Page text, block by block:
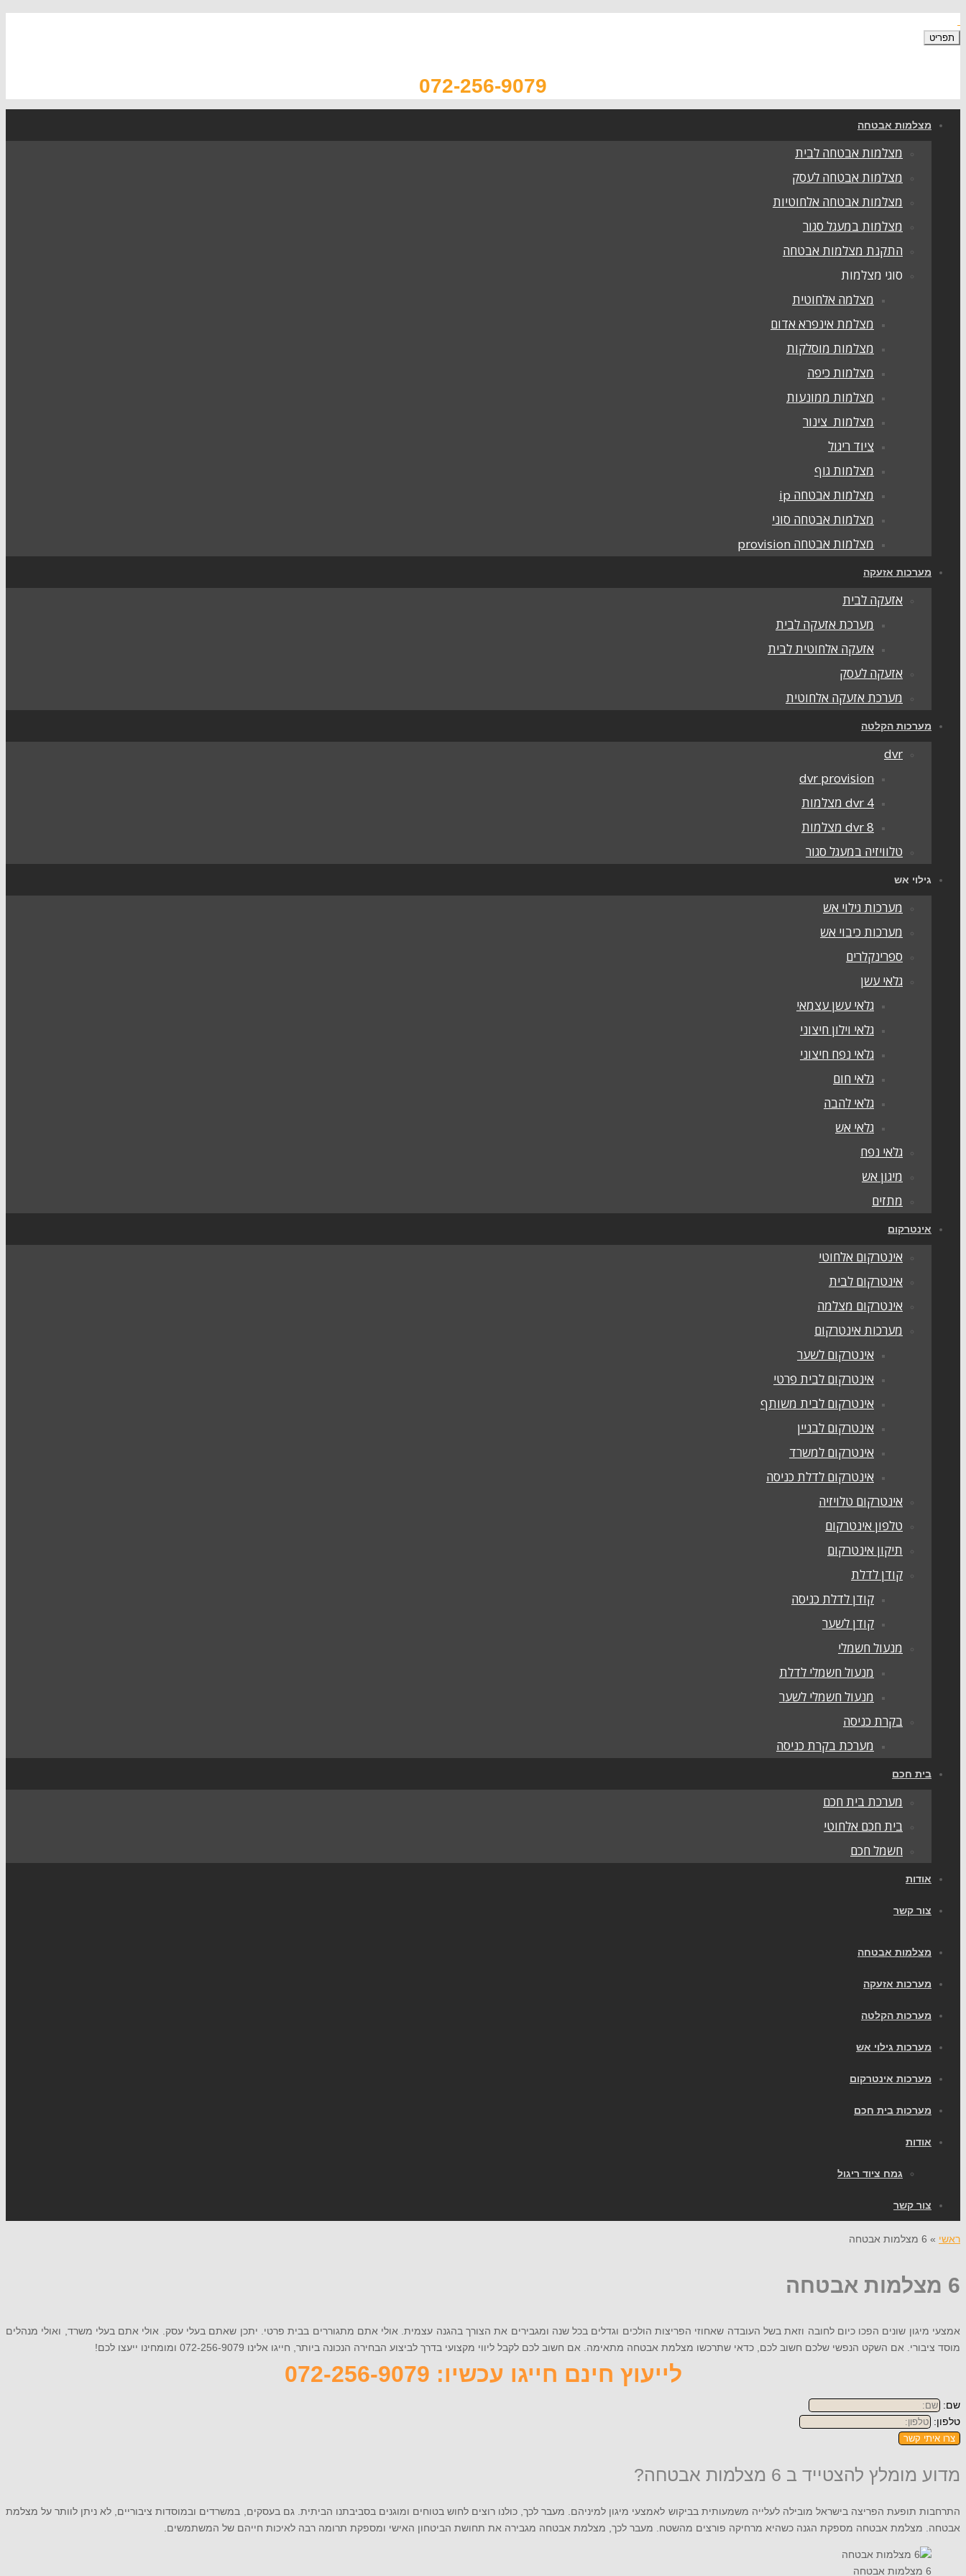
תפריט
072-256-9079
מצלמות אבטחה
מצלמות אבטחה לבית
מצלמות אבטחה לעסק
מצלמות אבטחה אלחוטיות
מצלמות במעגל סגור
התקנת מצלמות אבטחה
סוגי מצלמות
מצלמה אלחוטית
מצלמת אינפרא אדום
מצלמות מוסלקות
מצלמות כיפה
מצלמות ממונעות
מצלמות צינור
ציוד ריגול
מצלמות גוף
מצלמות אבטחה ip
מצלמות אבטחה סוני
מצלמות אבטחה provision
מערכות אזעקה
אזעקה לבית
מערכת אזעקה לבית
אזעקה אלחוטית לבית
אזעקה לעסק
מערכת אזעקה אלחוטית
מערכות הקלטה
dvr
dvr provision
dvr 4 מצלמות
dvr 8 מצלמות
טלוויזיה במעגל סגור
גילוי אש
מערכות גילוי אש
מערכות כיבוי אש
ספרינקלרים
גלאי עשן
גלאי עשן עצמאי
גלאי וילון חיצוני
גלאי נפח חיצוני
גלאי חום
גלאי להבה
גלאי אש
גלאי נפח
מיגון אש
מתזים
אינטרקום
אינטרקום אלחוטי
אינטרקום לבית
אינטרקום מצלמה
מערכות אינטרקום
אינטרקום לשער
אינטרקום לבית פרטי
אינטרקום לבית משותף
אינטרקום לבניין
אינטרקום למשרד
אינטרקום לדלת כניסה
אינטרקום טלויזיה
טלפון אינטרקום
תיקון אינטרקום
קודן לדלת
קודן לדלת כניסה
קודן לשער
מנעול חשמלי
מנעול חשמלי לדלת
מנעול חשמלי לשער
בקרת כניסה
מערכת בקרת כניסה
בית חכם
מערכת בית חכם
בית חכם אלחוטי
חשמל חכם
אודות
צור קשר
מצלמות אבטחה
מערכות אזעקה
מערכות הקלטה
מערכות גילוי אש
מערכות אינטרקום
מערכות בית חכם
אודות
גמח ציוד ריגול
צור קשר
ראשי » 6 מצלמות אבטחה
6 מצלמות אבטחה
אמצעי מיגון שונים הפכו כיום לחובה וזאת בשל העובדה שאחוזי הפריצות הולכים וגדלים בכל שנה ומגבירים את הצורך בהגנה עצמית. אולי אתם מתגוררים בבית פרטי. יתכן שאתם בעלי עסק. אולי אתם בעלי משרד, ואולי מנהלים
מוסד ציבורי. אם השקט הנפשי שלכם חשוב לכם, כדאי שתרכשו מצלמת אבטחה מתאימה. אם חשוב לכם לקבל ליווי מקצועי בדרך לביצוע הבחירה הנכונה ביותר, חייגו אלינו 072-256-9079 ומומחינו ייעצו לכם!
לייעוץ חינם חייגו עכשיו: 072-256-9079
שם:
טלפון:
צרו איתי קשר
מדוע מומלץ להצטייד ב 6 מצלמות אבטחה?
התרחבות תופעת הפריצה בישראל מובילה לעלייה משמעותית בביקוש לאמצעי מיגון למיניהם. מעבר לכך, כולנו רוצים לחוש בטוחים ומוגנים בסביבתנו הביתית. גם בעסקים, במשרדים ובמוסדות ציבוריים, לא ניתן לוותר על מצלמת
אבטחה. מצלמת אבטחה מספקת הגנה כשהיא מרחיקה פורצים מהשטח. מעבר לכך, מצלמת אבטחה מגבירה את תחושת הביטחון האישי ומספקת תרומה רבה לאיכות חייהם של המשתמשים.
6 מצלמות אבטחה